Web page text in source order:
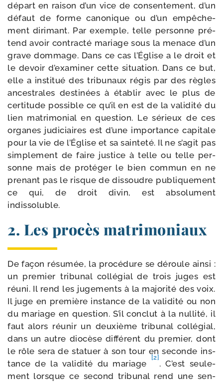
départ en rai­son d’un vice de consen­te­ment, d’un
défaut de forme cano­nique ou d’un empê­che­
ment diri­mant. Par exemple, telle per­sonne pré­
tend avoir contrac­té mariage sous la menace d’un
grave dom­mage. Dans ce cas l’Église a le droit et
le devoir d’exa­mi­ner cette situa­tion. Dans ce but,
elle a ins­ti­tué des tri­bu­naux régis par des règles
ances­trales des­ti­nées à éta­blir avec le plus de
cer­ti­tude pos­sible ce qu’il en est de la vali­di­té du
lien matri­mo­nial en ques­tion. Le sérieux de ces
organes judi­ciaires est d’une impor­tance capi­tale
pour la vie de l’Église et sa sain­te­té. Il ne s’a­git pas
sim­ple­ment de faire jus­tice à telle ou telle per­
sonne mais de pro­té­ger le bien com­mun en ne
pre­nant pas le risque de dis­soudre publi­que­ment
ce qui, de droit divin, est abso­lu­ment
indissoluble.
2. Les procès matrimoniaux
De façon résu­mée, la pro­cé­dure se déroule ain­si :
un pre­mier tri­bu­nal col­lé­gial de trois juges est
réuni. Il rend les juge­ments à la majo­ri­té des voix.
Il juge en pre­mière ins­tance de la vali­di­té ou non
du mariage en ques­tion. S’il conclut à la nul­li­té, il
faut alors réunir un deuxième tri­bu­nal col­lé­gial,
dans un autre dio­cèse dif­fé­rent du pre­mier, dont
le rôle sera de sta­tuer à son tour en seconde ins­
tance de la vali­di­té du mariage
[2]
. C’est seule­
ment lorsque ce second tri­bu­nal rend une sen­